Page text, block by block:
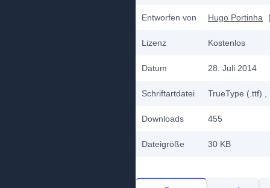
Entworfen von Hugo Portinha
Lizenz Kostenlos
Datum 28. Juli 2014
Schriftartdatei TrueType (.ttf)
Downloads 455
Dateigröße 30 KB